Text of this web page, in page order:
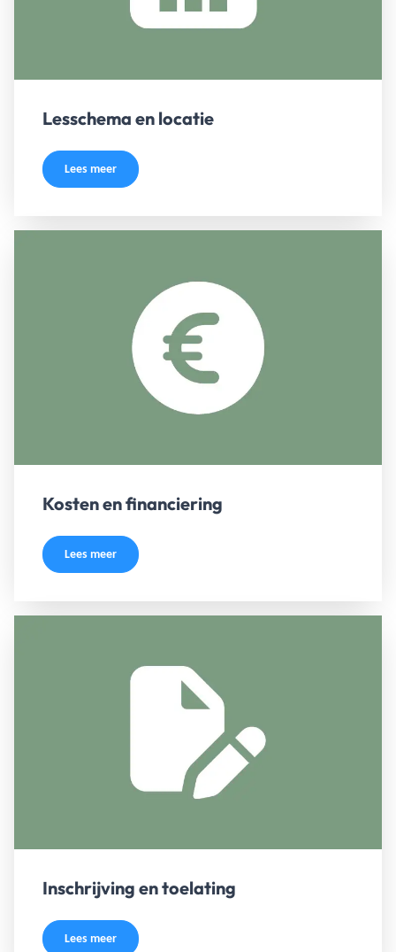
Lesschema en locatie
Lees meer
Kosten en financiering
Lees meer
Inschrijving en toelating
Lees meer